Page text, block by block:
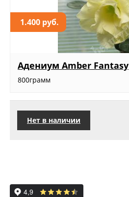
1.400 руб.
Адениум Amber Fantasy
800грамм
Нет в наличии